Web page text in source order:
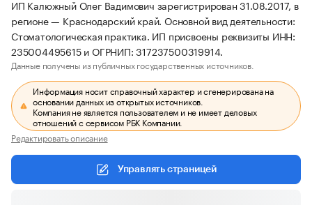
ИП Калюжный Олег Вадимович зарегистрирован 31.08.2017, в
регионе — Краснодарский край. Основной вид деятельности:
Стоматологическая практика. ИП присвоены реквизиты ИНН:
235004495615 и ОГРНИП: 317237500319914.
Данные получены из публичных государственных источников.
Информация носит справочный характер и сгенерирована на
основании данных из открытых источников.
Компания не является пользователем и не имеет деловых
отношений с сервисом РБК Компании.
Редактировать описание
Управлять страницей